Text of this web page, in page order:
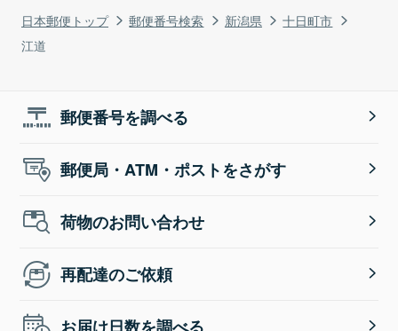
日本郵便トップ 郵便番号検索 新潟県
十日町市
江道
郵便番号を調べる
郵便局・ATM・ポストをさがす
荷物のお問い合わせ
再配達のご依頼
お届け日数を調べる